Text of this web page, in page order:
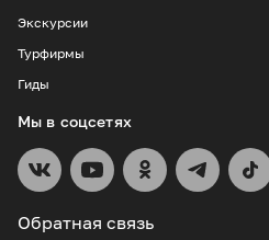
Экскурсии
Турфирмы
Гиды
Мы в соцсетях
Обратная связь